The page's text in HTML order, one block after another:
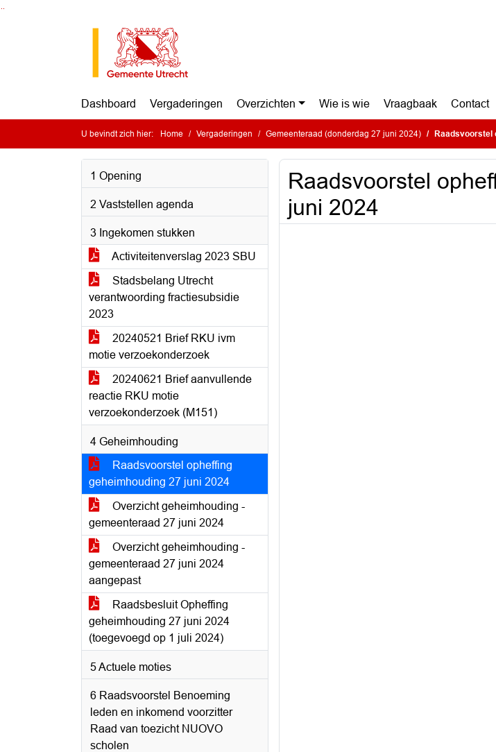
Dashboard Vergaderingen Overzichten Wie is wie Vraagbaak Contact
U bevindt zich hier: Home Vergaderingen Gemeenteraad (donderdag 27 juni 2024) Raadsvoorstel
1 Opening
2 Vaststellen agenda
3 Ingekomen stukken
Activiteitenverslag 2023 SBU
Stadsbelang Utrecht
verantwoording fractiesubsidie
2023
20240521 Brief RKU ivm
motie verzoekonderzoek
20240621 Brief aanvullende
reactie RKU motie
verzoekonderzoek (M151)
4 Geheimhouding
Raadsvoorstel opheffing
geheimhouding 27 juni 2024
Overzicht geheimhouding -
gemeenteraad 27 juni 2024
Overzicht geheimhouding -
gemeenteraad 27 juni 2024
aangepast
Raadsbesluit Opheffing
geheimhouding 27 juni 2024
(toegevoegd op 1 juli 2024)
5 Actuele moties
6 Raadsvoorstel Benoeming
leden en inkomend voorzitter
Raad van toezicht NUOVO
scholen
Raadsvoorstel
juni 2024